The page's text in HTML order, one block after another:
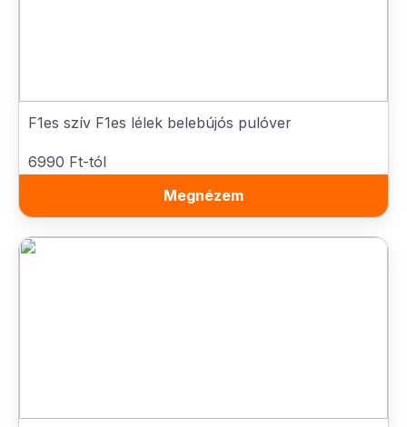
F1es szív F1es lélek belebújós pulóver
6990 Ft-tól
Megnézem